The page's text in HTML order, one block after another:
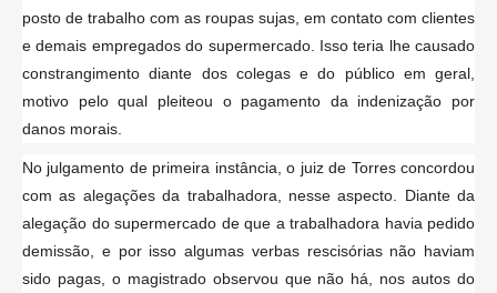
posto de trabalho com as roupas sujas, em contato com clientes
e demais empregados do supermercado. Isso teria lhe causado
constrangimento diante dos colegas e do público em geral,
motivo pelo qual pleiteou o pagamento da indenização por
danos morais.
No julgamento de primeira instância, o juiz de Torres concordou
com as alegações da trabalhadora, nesse aspecto. Diante da
alegação do supermercado de que a trabalhadora havia pedido
demissão, e por isso algumas verbas rescisórias não haviam
sido pagas, o magistrado observou que não há, nos autos do